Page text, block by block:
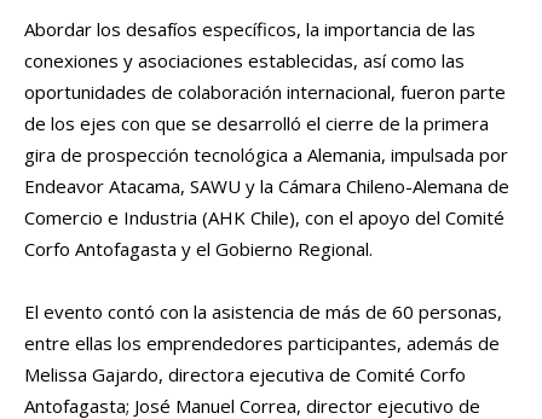
Abordar los desafíos específicos, la importancia de las
conexiones y asociaciones establecidas, así como las
oportunidades de colaboración internacional, fueron parte
de los ejes con que se desarrolló el cierre de la primera
gira de prospección tecnológica a Alemania, impulsada por
Endeavor Atacama, SAWU y la Cámara Chileno-Alemana de
Comercio e Industria (AHK Chile), con el apoyo del Comité
Corfo Antofagasta y el Gobierno Regional.
El evento contó con la asistencia de más de 60 personas,
entre ellas los emprendedores participantes, además de
Melissa Gajardo, directora ejecutiva de Comité Corfo
Antofagasta; José Manuel Correa, director ejecutivo de